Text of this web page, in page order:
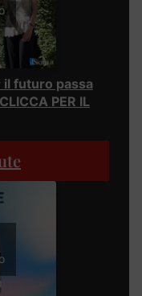
il futuro passa
PER IL